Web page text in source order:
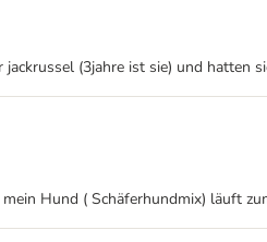
(3jahre ist sie) und hatten
Hund ( Schäferhundmix) läuft